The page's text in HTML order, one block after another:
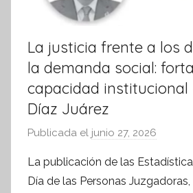
La justicia frente a los
la demanda social:
capacidad institucional
Díaz Juárez
Publicada el junio 27, 2026
r
S
La publicación de las
Día de las Personas